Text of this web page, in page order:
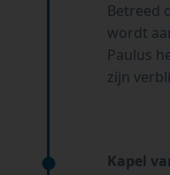
Betreed
wordt
Paulus
zijn
Kapel